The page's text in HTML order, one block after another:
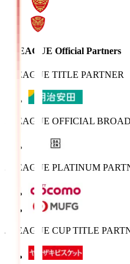
J.LEAGUE Official Partners
J.LEAGUE TITLE PARTNER
J.LEAGUE OFFICIAL
J.LEAGUE PLATINUM
J.LEAGUE CUP TITLE